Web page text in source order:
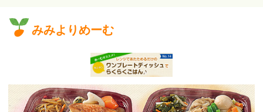
みみよりめーむ